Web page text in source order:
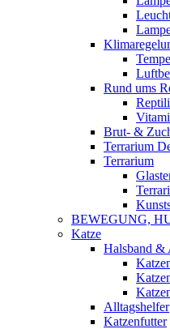
Rund ums
Brut- &
Terrarium
Terrarium
BEWEGUNG,
Katze
Halsband &
Alltagshelfer
Katzenfutter